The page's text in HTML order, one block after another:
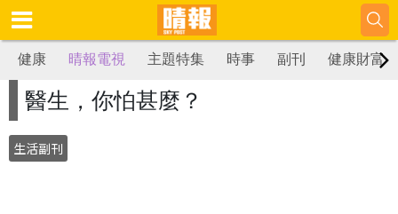
健康 晴報電視 主題特集 時事 副刊 健康財富
醫生，你怕甚麼？
生活副刊